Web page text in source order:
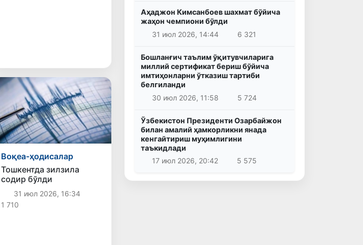
Воқеа-ҳодисалар
Тошкентда зилзила
содир бўлди
31 июл 2026, 16:34
1 710
Аҳаджон Кимсанбоев шахмат бўйича
жаҳон чемпиони бўлди
31 июл 2026, 14:44
6 321
Бошланғич таълим ўқитувчиларига
миллий сертификат бериш бўйича
имтиҳонларни ўтказиш тартиби
белгиланди
30 июл 2026, 11:58
5 724
Ўзбекистон Президенти Озарбайжон
билан амалий ҳамкорликни янада
кенгайтириш муҳимлигини
таъкидлади
17 июл 2026, 20:42
5 575